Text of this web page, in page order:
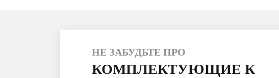
НЕ ЗАБУДЬТЕ ПРО
КОМПЛЕКТУЮЩИЕ К